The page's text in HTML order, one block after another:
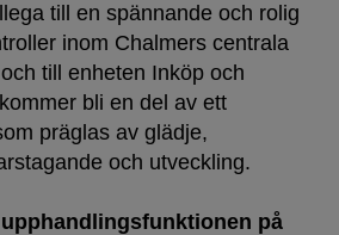
till en spännande och rolig
inom Chalmers centrala
till enheten Inköp och
bli en del av ett
präglas av glädje,
och utveckling.
på